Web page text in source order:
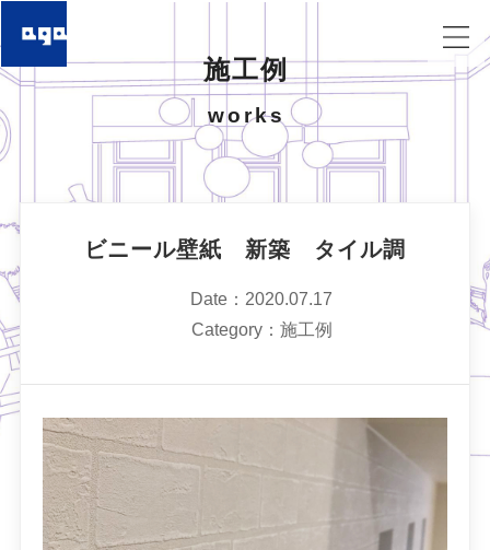
施工例
works
ビニール壁紙 新築 タイル調
Date：2020.07.17
Category：施工例